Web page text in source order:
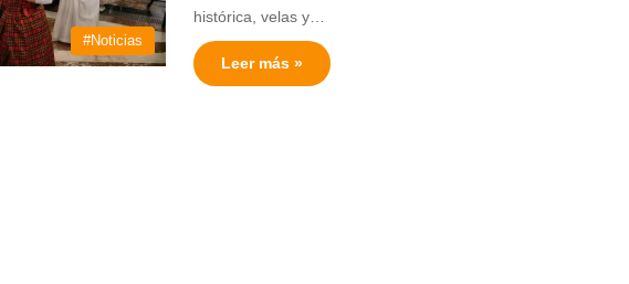
#Noticias
histórica, velas y…
Leer más »